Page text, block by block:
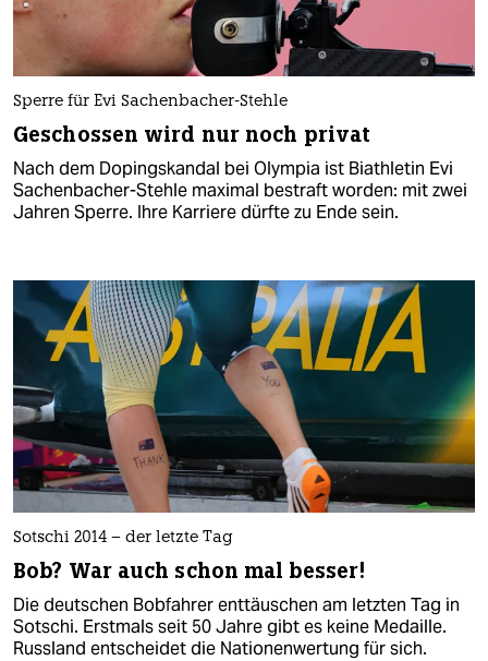
Sperre für Evi Sachenbacher-Stehle
Geschossen wird nur noch privat
Nach dem Dopingskandal bei Olympia ist Biathletin Evi
Sachenbacher-Stehle maximal bestraft worden: mit zwei
Jahren Sperre. Ihre Karriere dürfte zu Ende sein.
Sotschi 2014 – der letzte Tag
Bob? War auch schon mal besser!
Die deutschen Bobfahrer enttäuschen am letzten Tag in
Sotschi. Erstmals seit 50 Jahre gibt es keine Medaille.
Russland entscheidet die Nationenwertung für sich.